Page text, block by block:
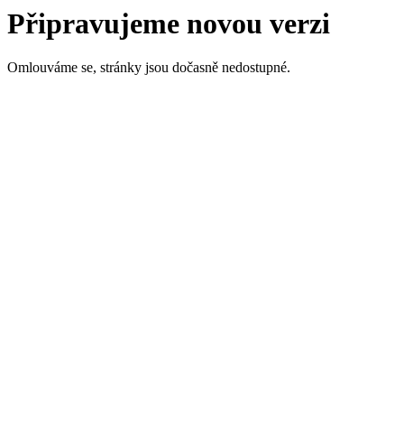
Připravujeme novou verzi
Omlouváme se, stránky jsou dočasně nedostupné.